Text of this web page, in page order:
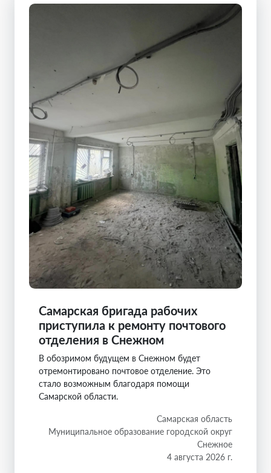
Самарская бригада рабочих
приступила к ремонту почтового
отделения в Снежном
В обозримом будущем в Снежном будет
отремонтировано почтовое отделение. Это
стало возможным благодаря помощи
Самарской области.
Самарская область
Муниципальное образование городской округ
Снежное
4 августа 2026 г.